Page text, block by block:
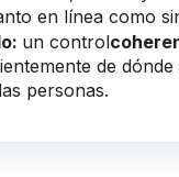
en línea como
un control
de
personas.